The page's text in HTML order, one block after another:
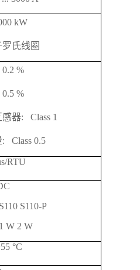
kW
氏线圈
%
%
感器: Class 1
Class 0.5
RTU
S110 S110-P
1 W 2 W
°C